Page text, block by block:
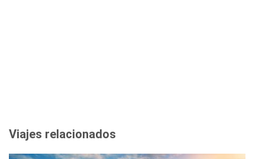
Viajes relacionados